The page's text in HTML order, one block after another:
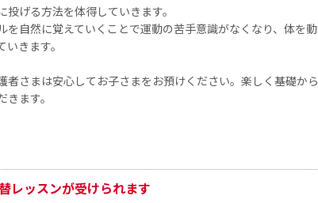
げる方法を体得していきます。
を自然に覚えていくことで運動の苦手意識がなくなり、体を動
きます。
者さまは安心してお子さまをお預けください。楽しく基礎から
ます。
レッスンが受けられます